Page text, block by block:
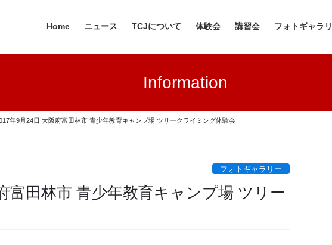
Home ニュース TCJについて 体験会 講習会 フォトギャラ
Information
年9月24日 大阪府富田林市 青少年教育キャンプ場 ツリークライミング体験会
フォトギャラリー
富田林市 青少年教育キャンプ場 ツリー